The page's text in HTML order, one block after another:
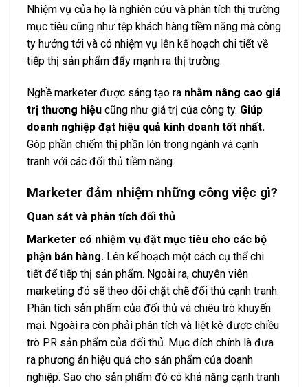
Nhiệm vụ của họ là nghiên cứu và phân tích thị trường
mục tiêu cũng như tệp khách hàng tiềm năng mà công
ty hướng tới và có nhiệm vụ lên kế hoạch chi tiết về
tiếp thị sản phẩm đẩy mạnh ra thị trường.
Nghề marketer được sáng tạo ra nhằm nâng cao giá
trị thương hiệu cũng như giá trị của công ty. Giúp
doanh nghiệp đạt hiệu quả kinh doanh tốt nhất.
Góp phần chiếm thị phần lớn trong ngành và cạnh
tranh với các đối thủ tiềm năng.
Marketer đảm nhiệm những công việc gì?
Quan sát và phân tích đối thủ
Marketer có nhiệm vụ đặt mục tiêu cho các bộ
phận bán hàng. Lên kế hoạch một cách cụ thể chi
tiết để tiếp thị sản phẩm. Ngoài ra, chuyên viên
marketing đó sẽ theo dõi chặt chẽ đối thủ cạnh tranh.
Phân tích sản phẩm của đối thủ và chiêu trò khuyến
mại. Ngoài ra còn phải phân tích và liệt kê được chiều
trò PR sản phẩm của đối thủ. Mục đích chính là đưa
ra phương án hiệu quả cho sản phẩm của doanh
nghiệp. Sao cho sản phẩm đó có khả năng cạnh tranh